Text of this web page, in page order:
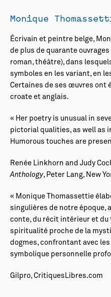
Monique
Écrivain et peintre belge,
de plus de quarante
roman, théâtre), dans
symboles en les variant, en
Certaines de ses œuvres ont
croate et anglais.
« Her poetry is unusual in
pictorial qualities, as well as
Humorous touches are
Renée Linkhorn and Judy
Anthology, Peter Lang, New
« Monique Thomassettie
singulières de notre époque,
conte, du récit intérieur et du
spiritualité proche de la
dogmes, confrontant avec
symbolique personnelle
Gilpro, CritiquesLibres.com